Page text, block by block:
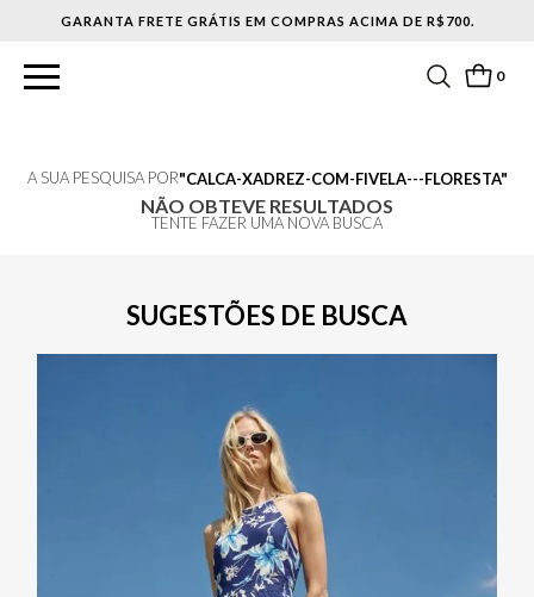
GARANTA FRETE GRÁTIS EM COMPRAS ACIMA DE R$700.
0
A SUA PESQUISA POR CALCA-XADREZ-COM-FIVELA---FLORESTA
NÃO OBTEVE RESULTADOS
TENTE FAZER UMA NOVA BUSCA
SUGESTÕES DE BUSCA